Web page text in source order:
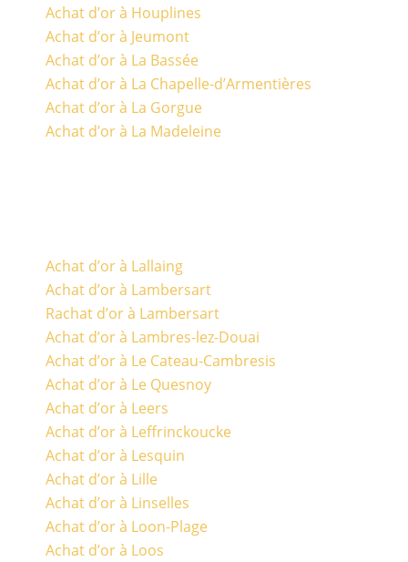
Achat d’or à Houplines
Achat d’or à Jeumont
Achat d’or à La Bassée
Achat d’or à La Chapelle-d’Armentières
Achat d’or à La Gorgue
Achat d’or à La Madeleine
Achat d’or à Lallaing
Achat d’or à Lambersart
Rachat d’or à Lambersart
Achat d’or à Lambres-lez-Douai
Achat d’or à Le Cateau-Cambresis
Achat d’or à Le Quesnoy
Achat d’or à Leers
Achat d’or à Leffrinckoucke
Achat d’or à Lesquin
Achat d’or à Lille
Achat d’or à Linselles
Achat d’or à Loon-Plage
Achat d’or à Loos